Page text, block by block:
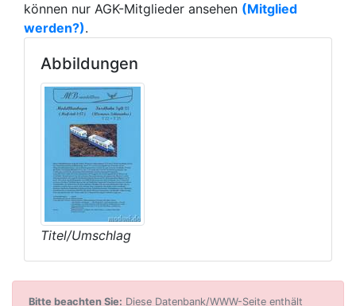
können nur AGK-Mitglieder ansehen (Mitglied
werden?).
Abbildungen
Titel/Umschlag
Bitte beachten Sie: Diese Datenbank/WWW-Seite enthält